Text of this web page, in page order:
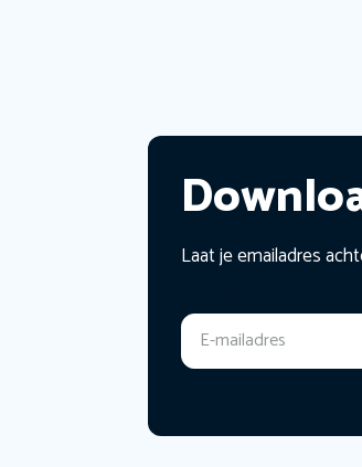
Laat je emailadres